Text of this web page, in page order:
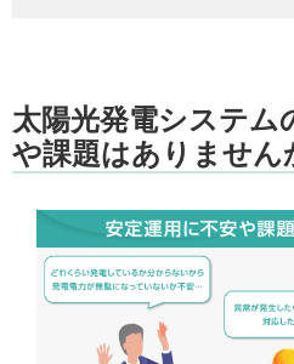
太陽光発電システム
や課題はありません